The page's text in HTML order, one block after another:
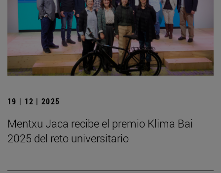
19 | 12 | 2025
Mentxu Jaca recibe el premio Klima Bai
2025 del reto universitario